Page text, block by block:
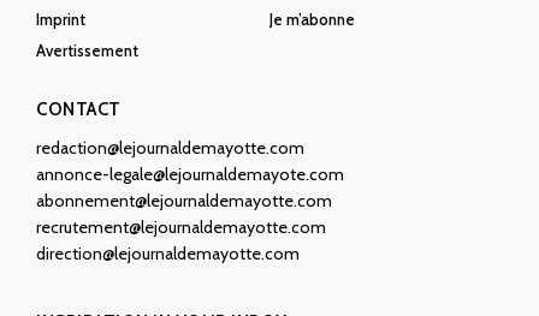
Imprint
Avertissement
Je m’abonne
CONTACT
redaction@lejournaldemayotte.com
annonce-legale@lejournaldemayote.com
abonnement@lejournaldemayotte.com
recrutement@lejournaldemayotte.com
direction@lejournaldemayotte.com